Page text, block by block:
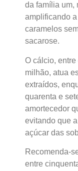
da família um,
amplificando
caramelos
sacarose.
O cálcio,
milhão, atua
extraídos,
quarenta e
amortecedor
evitando que
açúcar das
Recomenda-
entre